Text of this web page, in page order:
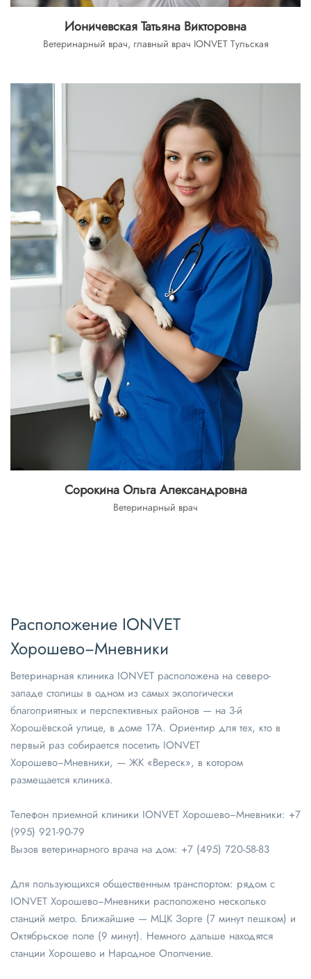
Ионичевская Татьяна Викторовна
Ветеринарный врач, главный врач IONVET Тульская
Сорокина Ольга Александровна
Ветеринарный врач
Расположение IONVET
Хорошево−Мневники
Ветеринарная клиника IONVET расположена на северо-
западе столицы в одном из самых экологически
благоприятных и перспективных районов — на 3-й
Хорошёвской улице, в доме 17А. Ориентир для тех, кто в
первый раз собирается посетить IONVET
Хорошево−Мневники, — ЖК «Вереск», в котором
размещается клиника.
Телефон приемной клиники IONVET Хорошево−Мневники: +7
(995) 921-90-79
Вызов ветеринарного врача на дом: +7 (495) 720-58-83
Для пользующихся общественным транспортом: рядом с
IONVET Хорошево−Мневники расположено несколько
станций метро. Ближайшие — МЦК Зорге (7 минут пешком) и
Октябрьское поле (9 минут). Немного дальше находятся
станции Хорошево и Народное Ополчение.